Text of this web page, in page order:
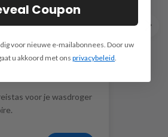
voor je wasdroger
Coupon
voor nieuwe e-mailabonnees. Door uw
u akkoord met onsprivacybeleid